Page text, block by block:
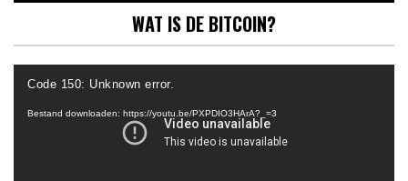
WAT IS DE BITCOIN?
Videospeler
Code 150: Unknown error.
Bestand downloaden: https://youtu.be/PXPDIO3HArA?_=3